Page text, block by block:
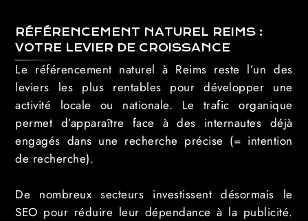
RÉFÉRENCEMENT NATUREL REIMS :
VOTRE LEVIER DE CROISSANCE
Le référencement naturel à Reims reste l’un des
leviers les plus rentables pour développer une
activité locale ou nationale. Le trafic organique
permet d’apparaître face à des internautes déjà
engagés dans une recherche précise (= intention
de recherche).
De nombreux secteurs investissent désormais le
SEO pour réduire leur dépendance à la publicité.